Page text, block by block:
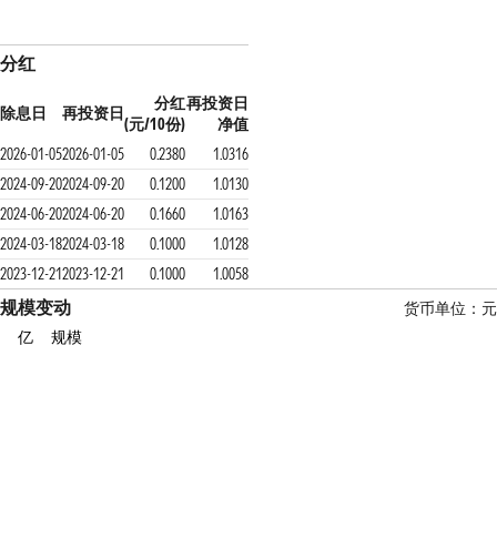
分红
除息日 再投资日
分红
(元/10份)
再投资日
净值
2026-01-052026-01-05 0.2380
1.0316
2024-09-202024-09-20 0.1200
1.0130
2024-06-202024-06-20 0.1660
1.0163
2024-03-182024-03-18 0.1000
1.0128
2023-12-212023-12-21 0.1000 1.0058
规模变动
货币单位：元
亿
规模